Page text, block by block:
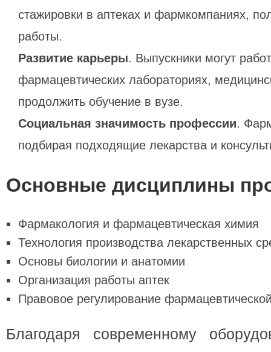
стажировки в аптеках и фармкомпаниях,
работы.
Развитие карьеры. Выпускники могут
фармацевтических лабораториях,
продолжить обучение в вузе.
Социальная значимость профессии.
подбирая подходящие лекарства и
Основные дисциплины
Фармакология и фармацевтическая химия
Технология производства лекарственных
Основы биологии и анатомии
Организация работы аптек
Правовое регулирование
Благодаря современному